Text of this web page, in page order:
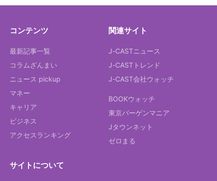
コンテンツ
最新記事一覧
コラムざんまい
ニュース pickup
マネー
キャリア
ビジネス
アクセスランキング
関連サイト
J-CASTニュース
J-CASTトレンド
J-CAST会社ウォッチ
BOOKウォッチ
東京バーゲンマニア
Jタウンネット
ゼロまる
サイトについて